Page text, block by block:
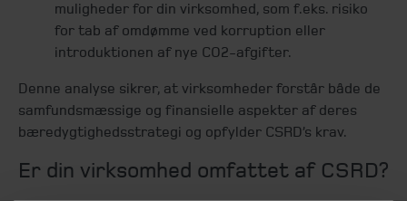
muligheder for din virksomhed, som f.eks. risiko
for tab af omdømme ved korruption eller
introduktionen af nye CO2-afgifter.
Denne analyse sikrer, at virksomheder forstår både de
samfundsmæssige og finansielle aspekter af deres
bæredygtighedsstrategi og opfylder CSRD’s krav.
Er din virksomhed omfattet af CSRD?